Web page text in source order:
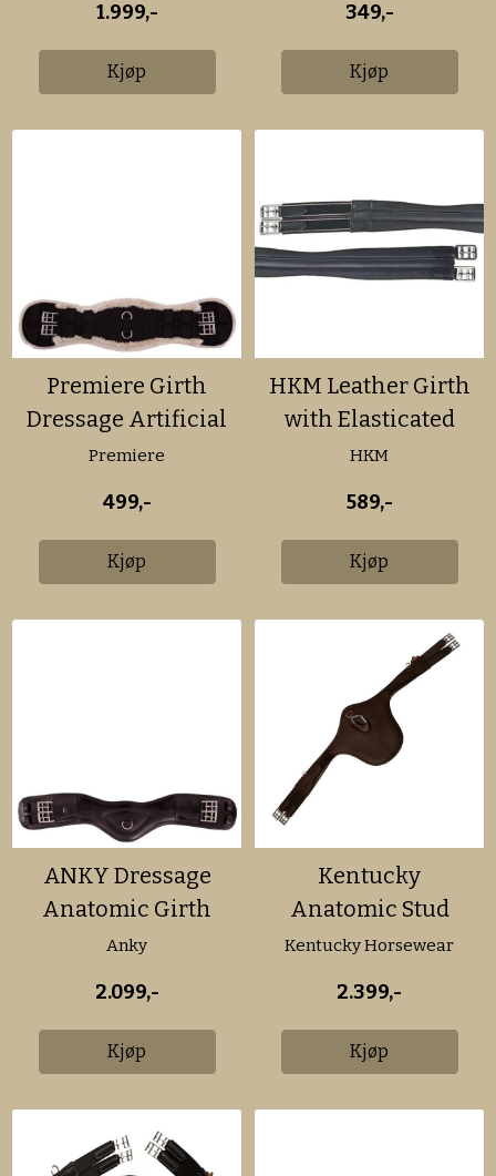
1.999,-
Kjøp
349,-
Kjøp
Premiere Girth
Dressage Artificial
Fur
Premiere
499,-
Kjøp
HKM Leather Girth
with Elasticated
Inserts
HKM
589,-
Kjøp
ANKY Dressage
Anatomic Girth
Anky
2.099,-
Kjøp
Kentucky
Anatomic Stud
Girth
Kentucky Horsewear
2.399,-
Kjøp